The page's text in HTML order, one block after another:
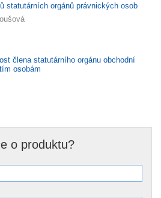
statutárních orgánů právnických osob
člena statutárního orgánu obchodní
osobám
o produktu?